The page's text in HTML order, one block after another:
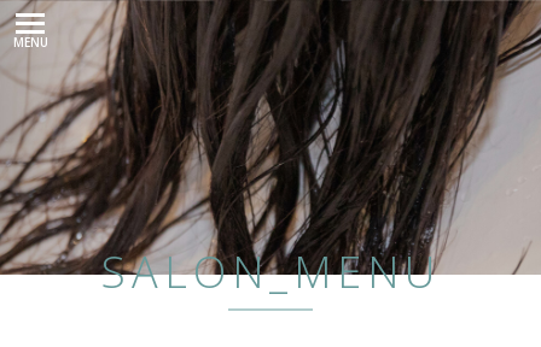
MENU
SALON_MENU